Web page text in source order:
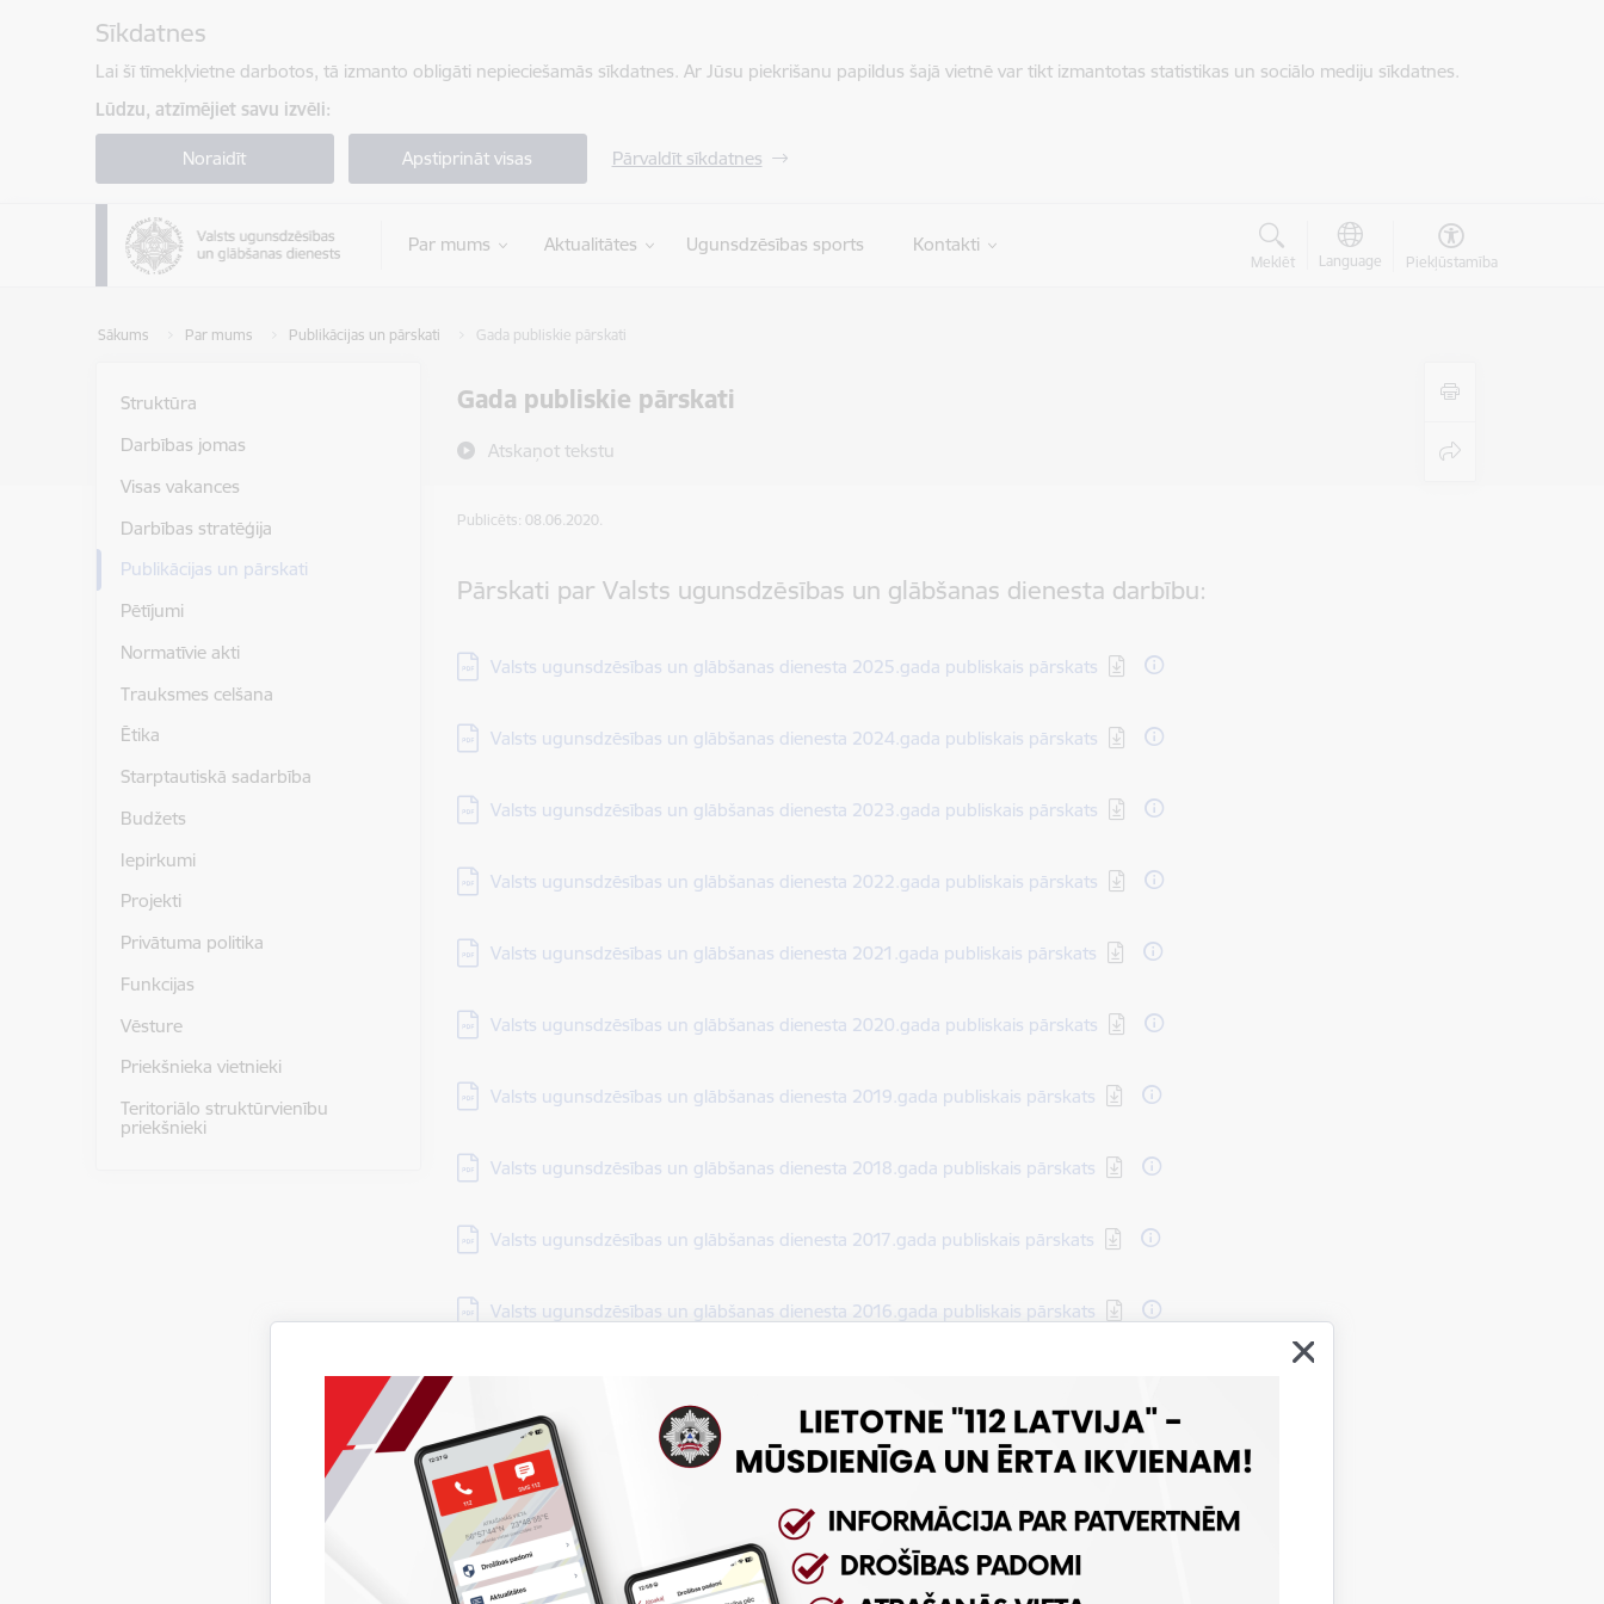
Sīkdatnes
Lai šī tīmekļvietne darbotos, tā izmanto obligāti nepieciešamās sīkdatnes. Ar Jūsu piekrišanu papildus šajā vietnē var tikt izmantotas statistikas un sociālo mediju sīkdatnes.
Lūdzu, atzīmējiet savu izvēli:
Noraidīt Apstiprināt visas Pārvaldīt sīkdatnes
Par mums Aktualitātes Ugunsdzēsības sports Kontakti
Meklēt Language Piekļūstamība
Sākums Par mums Publikācijas un pārskati Gada publiskie pārskati
Gada publiskie pārskati
Atskaņot tekstu
Struktūra
Darbības jomas
Visas vakances
Darbības stratēģija
Publikācijas un pārskati
Pētījumi
Normatīvie akti
Trauksmes celšana
Ētika
Starptautiskā sadarbība
Budžets
Iepirkumi
Projekti
Privātuma politika
Funkcijas
Vēsture
Priekšnieka vietnieki
Teritoriālo struktūrvienību
priekšnieki
Publicēts: 08.06.2020.
Pārskati par Valsts ugunsdzēsības un glābšanas dienesta darbību:
Lejupielādēt:
Valsts ugunsdzēsības un glābšanas dienesta 2025.gada publiskais pārskats
Lejupielādēt:
Valsts ugunsdzēsības un glābšanas dienesta 2024.gada publiskais pārskats
Lejupielādēt:
Valsts ugunsdzēsības un glābšanas dienesta 2023.gada publiskais pārskats
Lejupielādēt:
Valsts ugunsdzēsības un glābšanas dienesta 2022.gada publiskais pārskats
Lejupielādēt:
Valsts ugunsdzēsības un glābšanas dienesta 2021.gada publiskais pārskats
Lejupielādēt:
Valsts ugunsdzēsības un glābšanas dienesta 2020.gada publiskais pārskats
Lejupielādēt:
Valsts ugunsdzēsības un glābšanas dienesta 2019.gada publiskais pārskats
Lejupielādēt:
Valsts ugunsdzēsības un glābšanas dienesta 2018.gada publiskais pārskats
Lejupielādēt:
Valsts ugunsdzēsības un glābšanas dienesta 2017.gada publiskais pārskats
Lejupielādēt:
Valsts ugunsdzēsības un glābšanas dienesta 2016.gada publiskais pārskats
Lejupielādēt:
Valsts ugunsdzēsības un glābšanas dienesta 2014.gada publiskais pārskats
Lejupielādēt:
Valsts ugunsdzēsības un glābšanas dienesta 2013.gada publiskais pārskats
Lejupielādēt:
Pārskats par Valsts ugunsdzēsības un glābšanas dienesta darbību 2012.gadā